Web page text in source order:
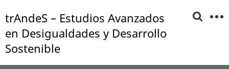
direkt
zu
Inhalt
trAndeS – Estudios Avanzados
en Desigualdades y Desarrollo
Sostenible
Herramientas
de
navegación